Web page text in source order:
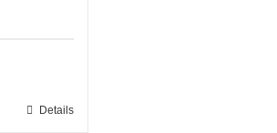
Details